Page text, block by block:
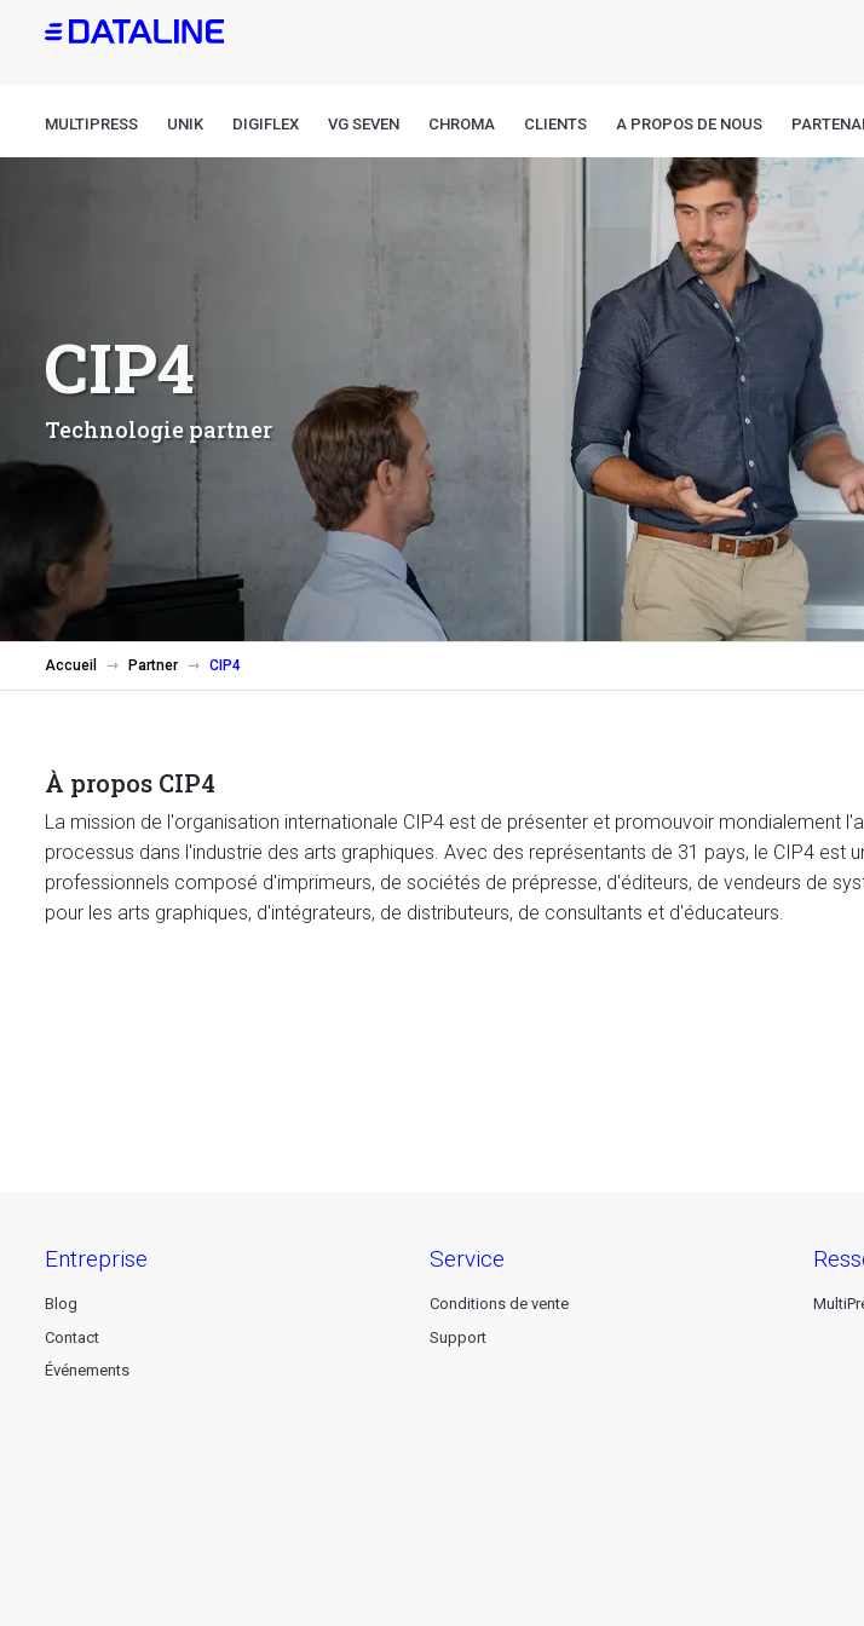
MULTIPRESS UNIK DIGIFLEX VG SEVEN CHROMA CLIENTS A PROPOS DE NOUS
CIP4
Technologie partner
Accueil Partner CIP4
À propos CIP4
La mission de l'organisation internationale CIP4 est de présenter et promouvoir mondialement
processus dans l'industrie des arts graphiques. Avec des représentants de 31 pays, le CIP4 est
professionnels composé d'imprimeurs, de sociétés de prépresse, d'éditeurs, de vendeurs de
pour les arts graphiques, d'intégrateurs, de distributeurs, de consultants et d'éducateurs.
entreprise
Blog
Contact
Événements
service
Conditions de vente
Support